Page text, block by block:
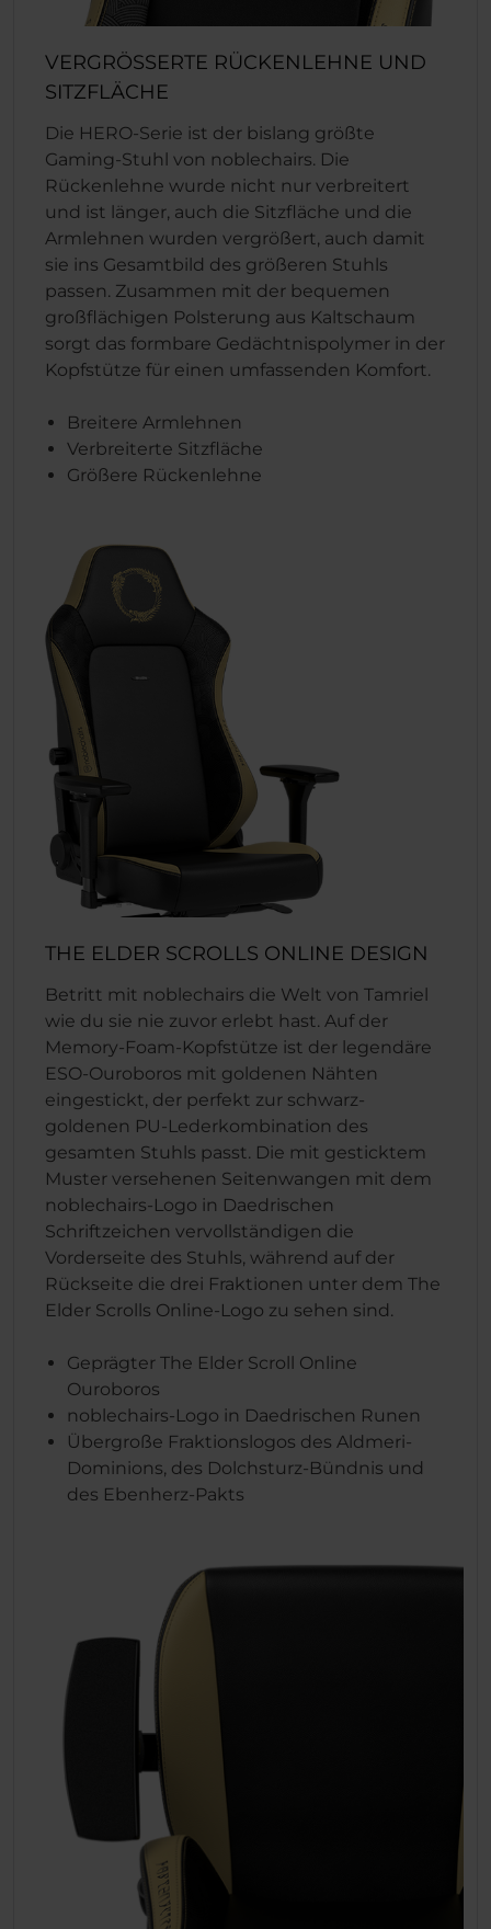
VERGRÖSSERTE RÜCKENLEHNE UND
SITZFLÄCHE
Die HERO-Serie ist der bislang größte
Gaming-Stuhl von noblechairs. Die
Rückenlehne wurde nicht nur verbreitert
und ist länger, auch die Sitzfläche und die
Armlehnen wurden vergrößert, auch damit
sie ins Gesamtbild des größeren Stuhls
passen. Zusammen mit der bequemen
großflächigen Polsterung aus Kaltschaum
sorgt das formbare Gedächtnispolymer in der
Kopfstütze für einen umfassenden Komfort.
Breitere Armlehnen
Verbreiterte Sitzfläche
Größere Rückenlehne
THE ELDER SCROLLS ONLINE DESIGN
Betritt mit noblechairs die Welt von Tamriel
wie du sie nie zuvor erlebt hast. Auf der
Memory-Foam-Kopfstütze ist der legendäre
ESO-Ouroboros mit goldenen Nähten
eingestickt, der perfekt zur schwarz-
goldenen PU-Lederkombination des
gesamten Stuhls passt. Die mit gesticktem
Muster versehenen Seitenwangen mit dem
noblechairs-Logo in Daedrischen
Schriftzeichen vervollständigen die
Vorderseite des Stuhls, während auf der
Rückseite die drei Fraktionen unter dem The
Elder Scrolls Online-Logo zu sehen sind.
Geprägter The Elder Scroll Online
Ouroboros
noblechairs-Logo in Daedrischen Runen
Übergroße Fraktionslogos des Aldmeri-
Dominions, des Dolchsturz-Bündnis und
des Ebenherz-Pakts